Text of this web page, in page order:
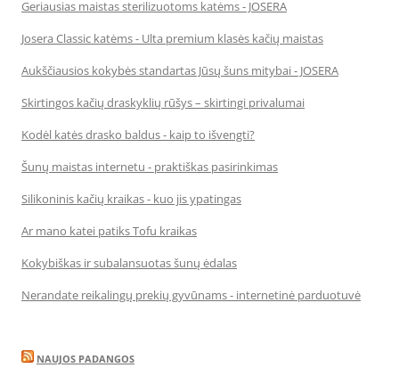
Geriausias maistas sterilizuotoms katėms - JOSERA
Josera Classic katėms - Ulta premium klasės kačių maistas
Aukščiausios kokybės standartas Jūsų šuns mitybai - JOSERA
Skirtingos kačių draskyklių rūšys – skirtingi privalumai
Kodėl katės drasko baldus - kaip to išvengti?
Šunų maistas internetu - praktiškas pasirinkimas
Silikoninis kačių kraikas - kuo jis ypatingas
Ar mano katei patiks Tofu kraikas
Kokybiškas ir subalansuotas šunų ėdalas
Nerandate reikalingų prekių gyvūnams - internetinė parduotuvė
NAUJOS PADANGOS